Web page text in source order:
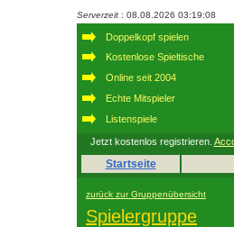
Serverzeit : 08.08.2026 03:19:08
Doppelkopf spielen
Kostenlose Spieltische
Online seit 2004
Echte Mitspieler
Listenspiele
Jetzt kostenlos registrieren.
Startseite
zurück zur Gruppenübersicht
Spielergruppe